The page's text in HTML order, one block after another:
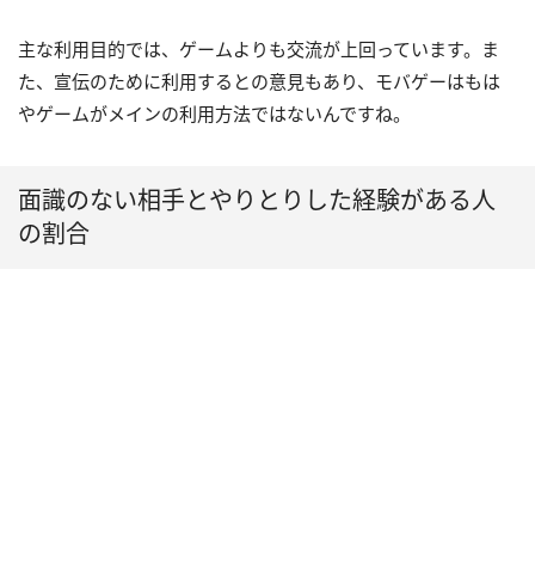
主な利用目的では、ゲームよりも交流が上回っています。ま
た、宣伝のために利用するとの意見もあり、モバゲーはもは
やゲームがメインの利用方法ではないんですね。
面識のない相手とやりとりした経験がある人
の割合